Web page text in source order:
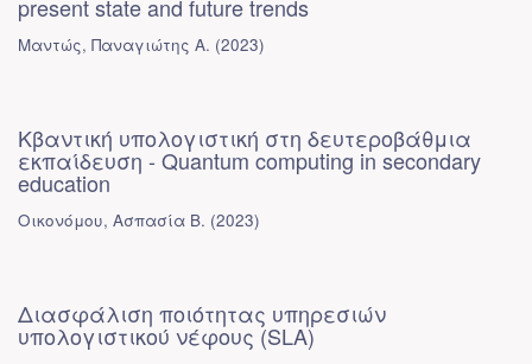
present state and future trends
Μαντώς, Παναγιώτης Α. (2023)
Κβαντική υπολογιστική στη δευτεροβάθμια
εκπαίδευση - Quantum computing in secondary
education
Οικονόμου, Ασπασία Β. (2023)
Διασφάλιση ποιότητας υπηρεσιών
υπολογιστικού νέφους (SLA)